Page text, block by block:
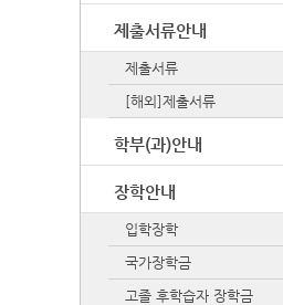
제출서류안내
제출서류
[해외]제출서류
학부(과)안내
장학안내
입학장학
국가장학금
고졸 후학습자 장학금